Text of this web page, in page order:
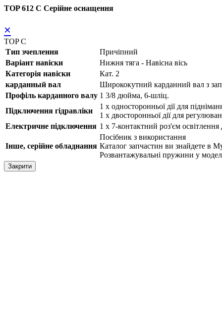
TOP 612 C Серійне оснащення
×
TOP C
Тип зчеплення
Причіпний
Варіант навіски
Нижня тяга - Навісна вісь
Категорія навіски
Кат. 2
карданный вал
Ширококутний карданний вал з
Профіль карданного валу 1 3/8 дюйма, 6-шліц.
Підключення гідравліки
1 x односторонньої дії для
1 x двосторонньої дії для
Електричне підключення 1 x 7-контактний роз'єм
Інше, серійне обладнання
Посібник з використання
Каталог запчастин ви знайдете в
Розвантажувальні пружини у
Закрити